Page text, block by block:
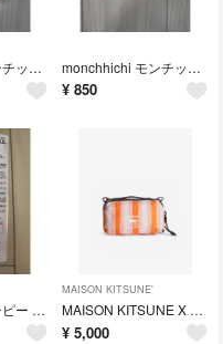
monchhichi モンチッチ スノーマスコット(新品・未使用) monchhichi モンチッチ イチゴスタイルマスコット(新品・未使用)
¥ 850
SNOOPY スヌーピー PEANUTS スティック型はさみ(新品・未使用)
MAISON KITSUNE'
MAISON KITSUNE X TOPOLOGIE ミニ ボトル サコッシュ
¥ 5,000